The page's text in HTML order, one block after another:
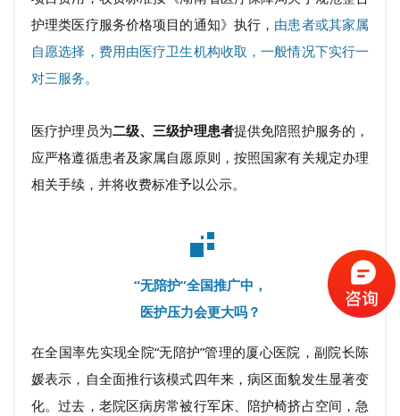
护理类医疗服务价格项目的通知》执行， 由患者或其家属
自愿选择，费用由医疗卫生机构收取，一般情况下实行一
对三服务。
医疗护理员为二级、三级护理患者提供免陪照护服务的，
应严格遵循患者及家属自愿原则，按照国家有关规定办理
相关手续，并将收费标准予以公示。
“无陪护”全国推广中，
医护压力会更大吗？
在全国率先实现全院“无陪护”管理的厦心医院，副院长陈
媛表示，自全面推行该模式四年来，病区面貌发生显著变
化。过去，老院区病房常被行军床、陪护椅挤占空间，急